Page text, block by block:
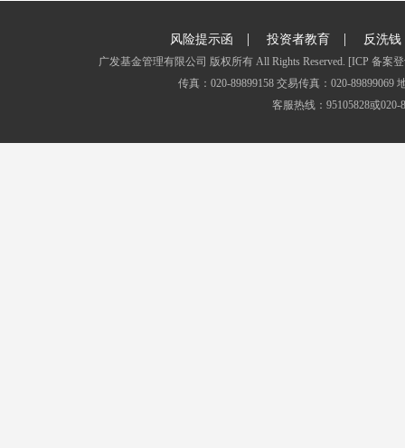
风险提示函 | 投资者教育 | 反洗钱
广发基金管理有限公司 版权所有 All Rights Reserved. [ICP 备案
传真：020-89899158 交易传真：020-
客服热线：95105828或020-